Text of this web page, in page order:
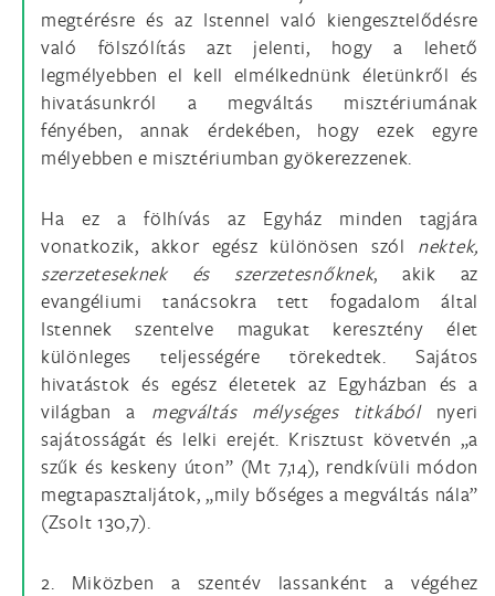
megtérésre és az Istennel való kiengesztelődésre
való fölszólítás azt jelenti, hogy a lehető
legmélyebben el kell elmélkednünk életünkről és
hivatásunkról a megváltás misztériumának
fényében, annak érdekében, hogy ezek egyre
mélyebben e misztériumban gyökerezzenek.
Ha ez a fölhívás az Egyház minden tagjára
vonatkozik, akkor egész különösen szól nektek,
szerzeteseknek és szerzetesnőknek, akik az
evangéliumi tanácsokra tett fogadalom által
Istennek szentelve magukat keresztény élet
különleges teljességére törekedtek. Sajátos
hivatástok és egész életetek az Egyházban és a
világban a megváltás mélységes titkából nyeri
sajátosságát és lelki erejét. Krisztust követvén „a
szűk és keskeny úton” (Mt 7,14), rendkívüli módon
megtapasztaljátok, „mily bőséges a megváltás nála”
(Zsolt 130,7).
2. Miközben a szentév lassanként a végéhez